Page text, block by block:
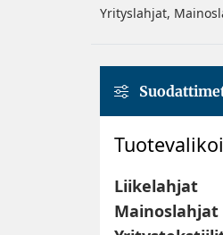
Yrityslahjat,
Liikelahjat
Mainoslahjat